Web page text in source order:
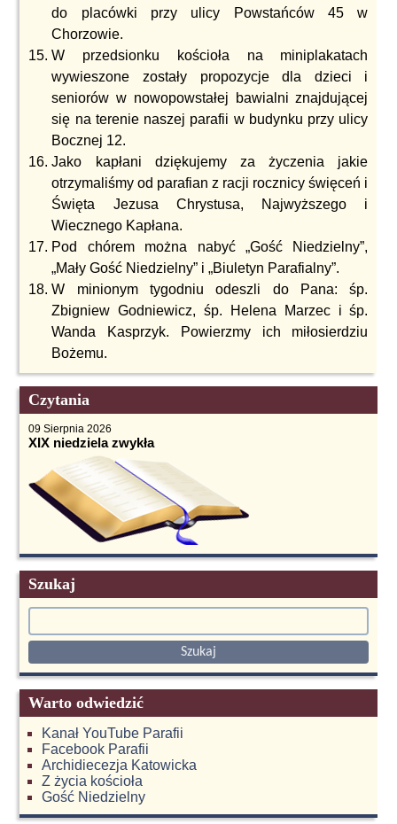
do placówki przy ulicy Powstańców 45 w
Chorzowie.
W przedsionku kościoła na miniplakatach
wywieszone zostały propozycje dla dzieci i
seniorów w nowopowstałej bawialni znajdującej
się na terenie naszej parafii w budynku przy ulicy
Bocznej 12.
Jako kapłani dziękujemy za życzenia jakie
otrzymaliśmy od parafian z racji rocznicy święceń i
Święta Jezusa Chrystusa, Najwyższego i
Wiecznego Kapłana.
Pod chórem można nabyć „Gość Niedzielny”,
„Mały Gość Niedzielny” i „Biuletyn Parafialny”.
W minionym tygodniu odeszli do Pana: śp.
Zbigniew Godniewicz, śp. Helena Marzec i śp.
Wanda Kasprzyk. Powierzmy ich miłosierdziu
Bożemu.
Czytania
09 Sierpnia 2026
XIX niedziela zwykła
Szukaj
Warto odwiedzić
Kanał YouTube Parafii
Facebook Parafii
Archidiecezja Katowicka
Z życia kościoła
Gość Niedzielny